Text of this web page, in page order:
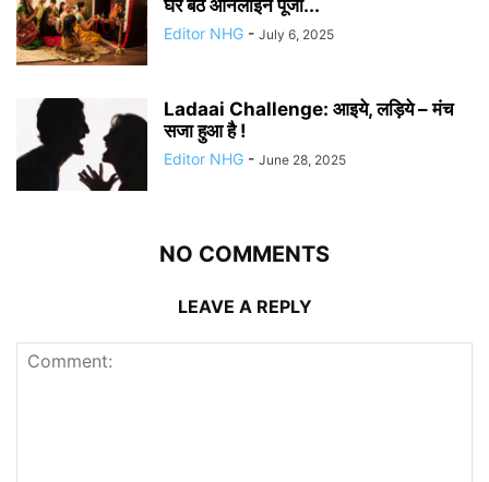
घर बैठे ऑनलाइन पूजा...
Editor NHG - July 6, 2025
Ladaai Challenge: आइये, लड़िये – मंच
सजा हुआ है !
Editor NHG - June 28, 2025
NO COMMENTS
LEAVE A REPLY